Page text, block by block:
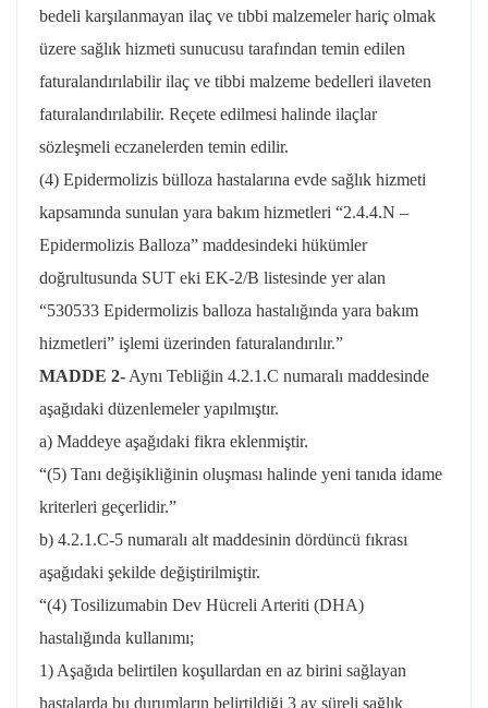
bedeli karşılanmayan ilaç ve tıbbi malzemeler hariç olmak
üzere sağlık hizmeti sunucusu tarafından temin edilen
faturalandırılabilir ilaç ve tibbi malzeme bedelleri ilaveten
faturalandırılabilir. Reçete edilmesi halinde ilaçlar
sözleşmeli eczanelerden temin edilir.
(4) Epidermolizis bülloza hastalarına evde sağlık hizmeti
kapsamında sunulan yara bakım hizmetleri “2.4.4.N –
Epidermolizis Balloza” maddesindeki hükümler
doğrultusunda SUT eki EK-2/B listesinde yer alan
“530533 Epidermolizis balloza hastalığında yara bakım
hizmetleri” işlemi üzerinden faturalandırılır.”
MADDE 2- Aynı Tebliğin 4.2.1.C numaralı maddesinde
aşağıdaki düzenlemeler yapılmıştır.
a) Maddeye aşağıdaki fikra eklenmiştir.
“(5) Tanı değişikliğinin oluşması halinde yeni tanıda idame
kriterleri geçerlidir.”
b) 4.2.1.C-5 numaralı alt maddesinin dördüncü fıkrası
aşağıdaki şekilde değiştirilmiştir.
“(4) Tosilizumabin Dev Hücreli Arteriti (DHA)
hastalığında kullanımı;
1) Aşağıda belirtilen koşullardan en az birini sağlayan
hastalarda bu durumların belirtildiği 3 ay süreli sağlık